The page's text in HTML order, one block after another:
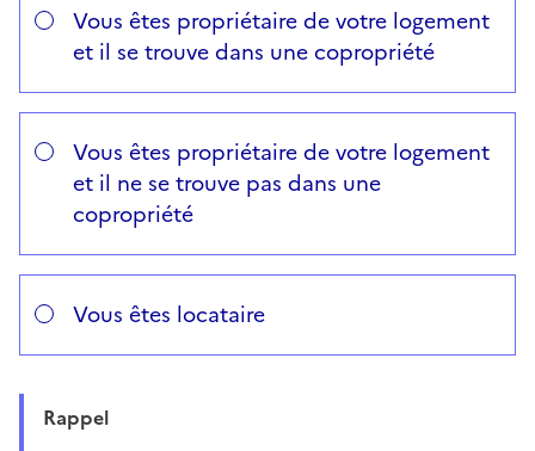
Vous êtes propriétaire de votre logement
et il se trouve dans une copropriété
Vous êtes propriétaire de votre logement
et il ne se trouve pas dans une
copropriété
Vous êtes locataire
Rappel